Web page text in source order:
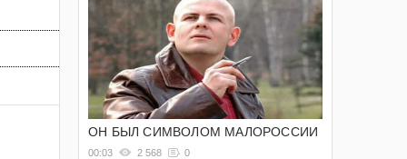
ОН БЫЛ СИМВОЛОМ МАЛОРОССИИ
00:03 2 568 0